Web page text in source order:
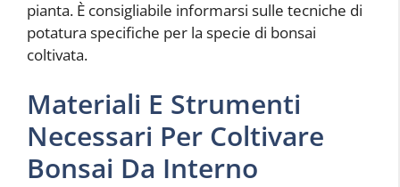
pianta. È consigliabile informarsi sulle tecniche di
potatura specifiche per la specie di bonsai
coltivata.
Materiali E Strumenti
Necessari Per Coltivare
Bonsai Da Interno